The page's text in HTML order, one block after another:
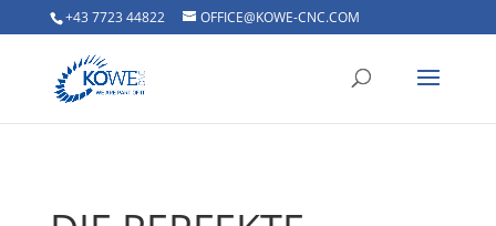
+43 7723 44822 OFFICE@KOWE-CNC.COM